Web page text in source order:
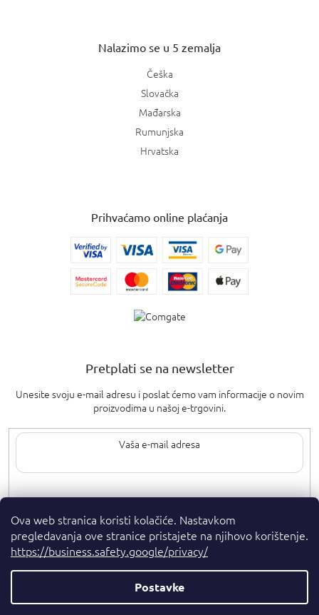
Ova web stranica koristi kolačiće. Nastavkom
pregledavanja ove stranice pristajete na njihovo korištenje.
https://business.safety.google/privacy/
Postavke
Nalazimo se u 5 zemalja
Češka
Slovačka
Mađarska
Rumunjska
Hrvatska
Prihvaćamo online plaćanja
Pretplati se na newsletter
Unesite svoju e-mail adresu i poslat ćemo vam informacije o novim
proizvodima u našoj e-trgovini.
Upisom svoje e-pošte pristajete nauvjete privatnosti.
Autorska prava 2026Parfumshop.hr. Sva prava pridržana.